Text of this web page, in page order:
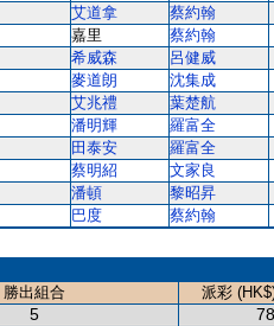
艾道拿 蔡約翰
嘉里 蔡約翰
希威森 呂健威
麥道朗 沈集成
艾兆禮 葉楚航
潘明輝 羅富全
田泰安 羅富全
蔡明紹 文家良
潘頓 黎昭昇
巴度
蔡約翰
勝出組合
派彩
5